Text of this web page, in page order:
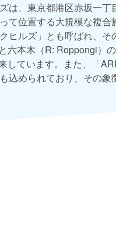
は、東京都港区赤坂一丁
て位置する大規模な複合
クヒルズ」とも呼ばれ、
六本木（R: Roppongi）
しています。また、「
込められており、その象